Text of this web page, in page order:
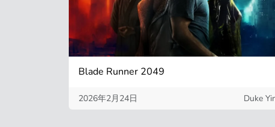
Blade Runner 2049
2026年2月24日 Duke